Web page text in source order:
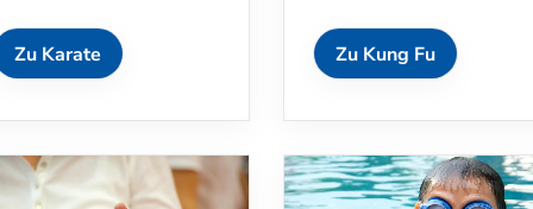
Zu Karate Zu Kung Fu